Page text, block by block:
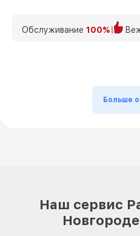
Обслуживание 100%
Больше
Наш сервис